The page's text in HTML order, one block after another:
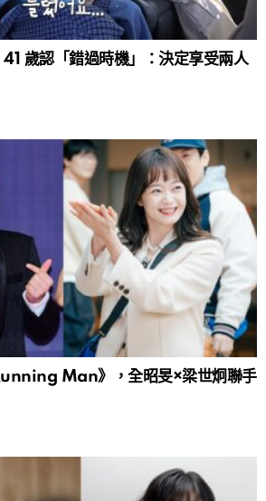
歲認「錯過時機」：決定享受兩人
Man》，全昭旻×梁世炯聯手